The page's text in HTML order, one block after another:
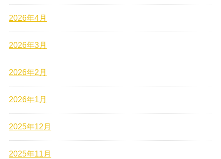
2026年4月
2026年3月
2026年2月
2026年1月
2025年12月
2025年11月